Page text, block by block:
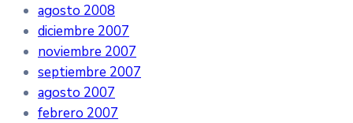
agosto 2008
diciembre 2007
noviembre 2007
septiembre 2007
agosto 2007
febrero 2007